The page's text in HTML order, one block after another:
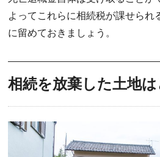
よってこれらに相続税が課せられ
に留めておきましょう。
相続を放棄した土地